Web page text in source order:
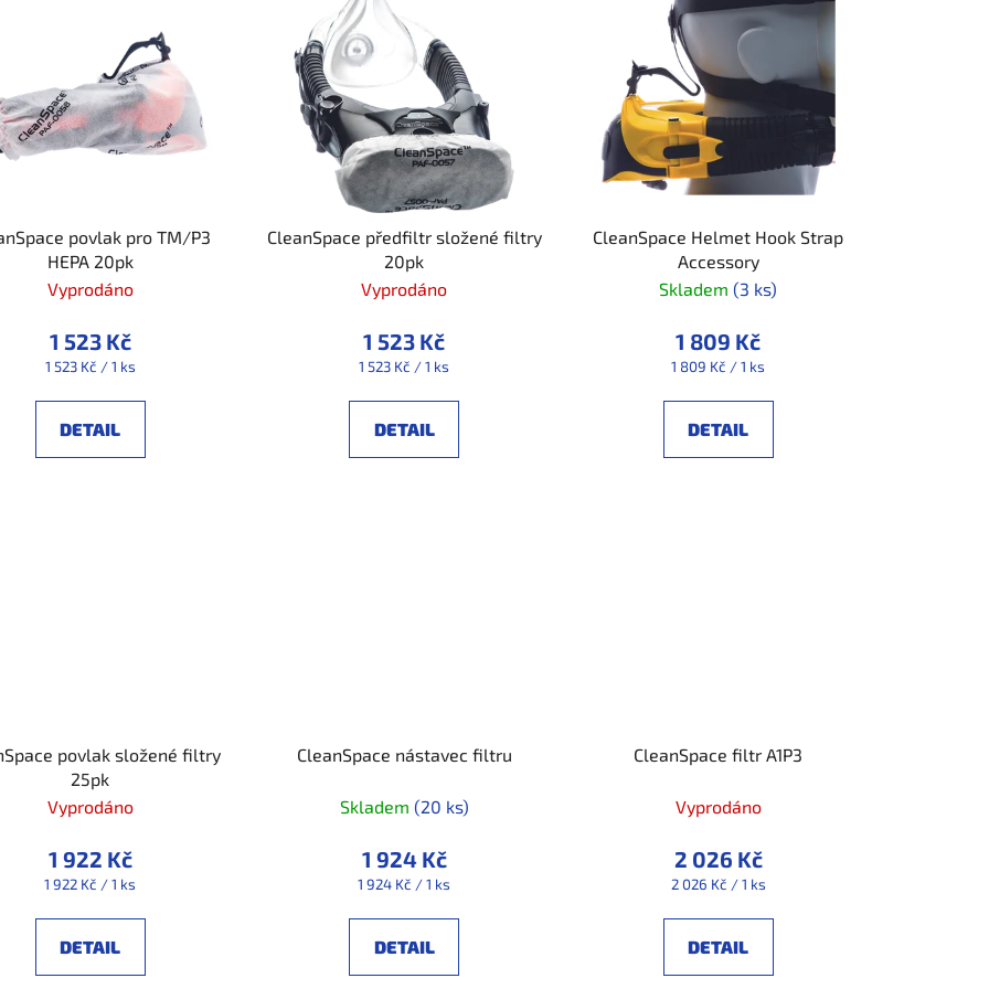
p
r
o
d
u
t
povlak pro TM/P3
HEPA 20pk
Vyprodáno
1 523 Kč
Měrná
1 523 Kč / 1 ks
DETAIL
CleanSpace předfiltr složené filtry
20pk
Vyprodáno
1 523 Kč
Měrná
1 523 Kč / 1 ks
DETAIL
CleanSpace Helmet Hook Strap
Accessory
Skladem(3 ks)
1 809 Kč
Měrná
1 809 Kč / 1 ks
DETAIL
povlak složené filtry
25pk
Vyprodáno
1 922 Kč
Měrná
1 922 Kč / 1 ks
DETAIL
CleanSpace nástavec filtru
Skladem (20 ks)
1 924 Kč
Měrná
1 924 Kč / 1 ks
DETAIL
CleanSpace filtr A1P3
Vyprodáno
2 026 Kč
Měrná
2 026 Kč / 1 ks
DETAIL